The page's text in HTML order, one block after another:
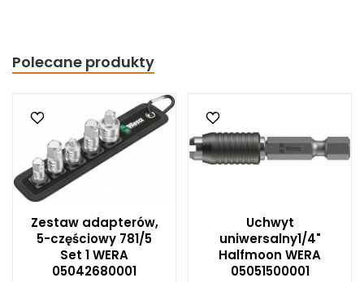
Polecane produkty
Zestaw adapterów,
5-częściowy 781/5
Set 1 WERA
05042680001
Uchwyt
uniwersalny1/4"
Halfmoon WERA
05051500001